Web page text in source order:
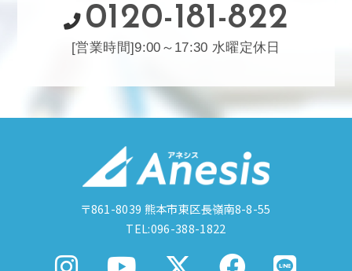
0120-181-822
[営業時間]9:00～17:30 水曜定休日
〒861-8039 熊本市東区長嶺南8-8-55
TEL:096-388-1822